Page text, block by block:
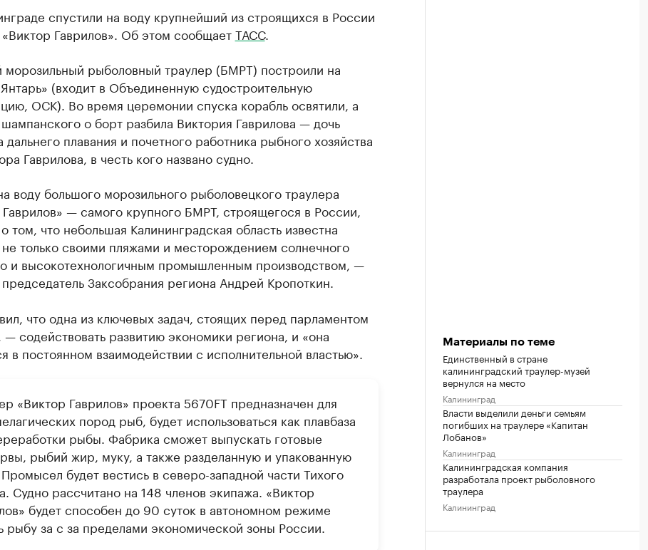
спустили на воду крупнейший из строящихся в России
Гаврилов». Об этом сообщаетТАСС.
морозильный рыболовный траулер (БМРТ) построили на
(входит в Объединенную судостроительную
ОСК). Во время церемонии спуска корабль освятили, а
о борт разбила Виктория Гаврилова — дочь
дальнего плавания и почетного работника рыбного хозяйства
Гаврилова, в честь кого названо судно.
воду большого морозильного рыболовецкого траулера
— самого крупного БМРТ, строящегося в России,
том, что небольшая Калининградская область известна
только своими пляжами и месторождением солнечного
и высокотехнологичным промышленным производством, —
Заксобрания региона Андрей Кропоткин.
что одна из ключевых задач, стоящих перед парламентом
— содействовать развитию экономики региона, и «она
в постоянном взаимодействии с исполнительной властью».
«Виктор Гаврилов» проекта 5670FT предназначен для
пород рыб, будет использоваться как плавбаза
рыбы. Фабрика сможет выпускать готовые
рыбий жир, муку, а также разделанную и упакованную
будет вестись в северо-западной части Тихого
Судно рассчитано на 148 членов экипажа. «Виктор
будет способен до 90 суток в автономном режиме
рыбу за с за пределами экономической зоны России.
Материалы по теме
Единственный в стране
калининградский траулер-музей
вернулся на место
Калининград
Власти выделили деньги семьям
погибших на траулере «Капитан
Лобанов»
Калининград
Калининградская компания
разработала проект рыболовного
траулера
Калининград